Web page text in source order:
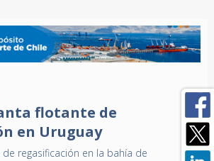
flotante de
en Uruguay
regasificación en la bahía de